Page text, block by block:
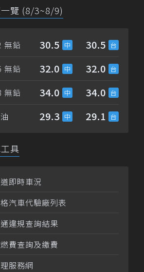
覽 (8/3~8/9)
無鉛 30.5 30.5
無鉛 32.0 32.0
無鉛 34.0 34.0
29.3 29.1
具
即時車況
汽車代驗廠列表
違規查詢結果
費查詢及繳費
服務網